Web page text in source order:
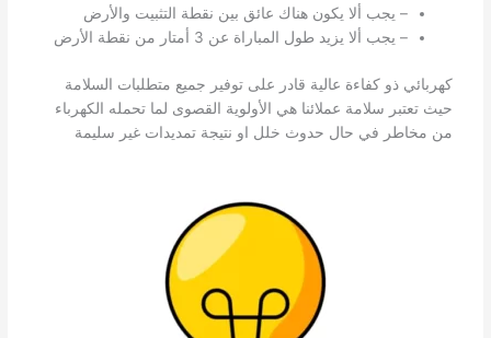
– يجب ألا يكون هناك عائق بين نقطة التثبيت والأرض
– يجب ألا يزيد طول المباراة عن 3 أمتار من نقطة الأرض
كهربائي ذو كفاءة عالية قادر على توفير جميع متطلبات السلامة
حيث تعتبر سلامة عملائنا هي الأولوية القصوى لما تحمله الكهرباء
من مخاطر في حال حدوث خلل او نتيجة تمديدات غير سليمة